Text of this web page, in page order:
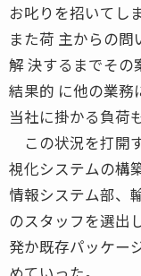
お叱りを招いてし
また荷 主からの
解 決するまでその
結果的 に他の業務
当社に掛かる負荷
この状況を打開
視化システムの構
情報システム部、
のスタッフを選出
発か既存パッケー